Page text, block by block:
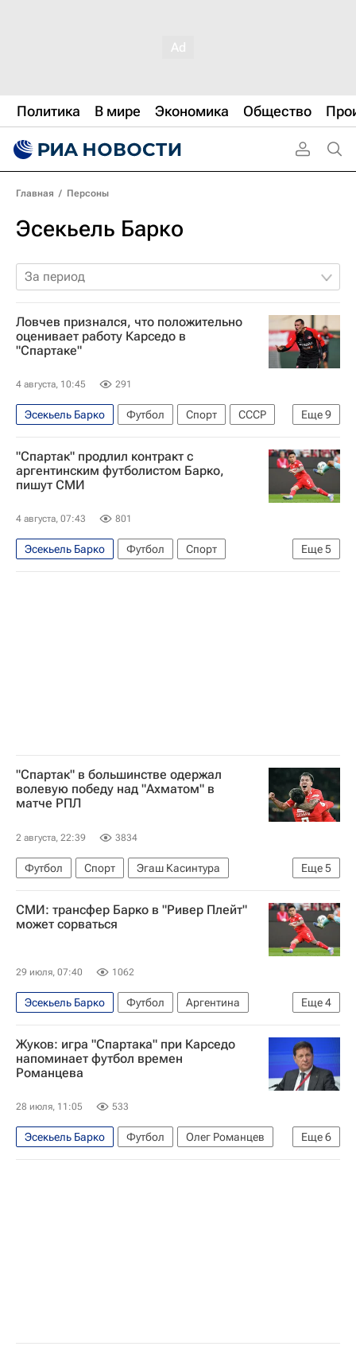
Политика В мире Экономика Общество
Главная / Персоны
Эсекьель Барко
За период
Ловчев признался, что положительно
оценивает работу Карседо в
"Спартаке"
4 августа, 10:45 291
Еще9
Эсекьель Барко Футбол Спорт
СССР
Россия
Аргентина
Евгений Ловчев
Карлос Карседо
Спартак Москва
Ривер Плейт
РПЛ 2026-2027 (Чемпионат России по футболу)
Кубок России по футболу
"Спартак" продлил контракт с
аргентинским футболистом Барко,
пишут СМИ
4 августа, 07:43 801
Еще5
Эсекьель Барко Футбол
Спорт
Аргентина
Спартак Москва
Ривер Плейт
"Спартак" в большинстве одержал
волевую победу над "Ахматом" в
матче РПЛ
2 августа, 22:39 3834
Еще5
Футбол Спорт
Эгаш Касинтура
Кристофер Ву
Александр Максименко
Спартак Москва
Ахмат
СМИ: трансфер Барко в "Ривер Плейт"
может сорваться
29 июля, 07:40 1062
Еще4
Эсекьель Барко Футбол
Аргентина
Ривер Плейт
Спартак Москва
Индепендьенте
Кубок России по футболу
Жуков: игра "Спартака" при Карседо
напоминает футбол времен
Романцева
28 июля, 11:05 533
Еще6
Эсекьель Барко Футбол
Олег Романцев
Александр Жуков
Госдума РФ